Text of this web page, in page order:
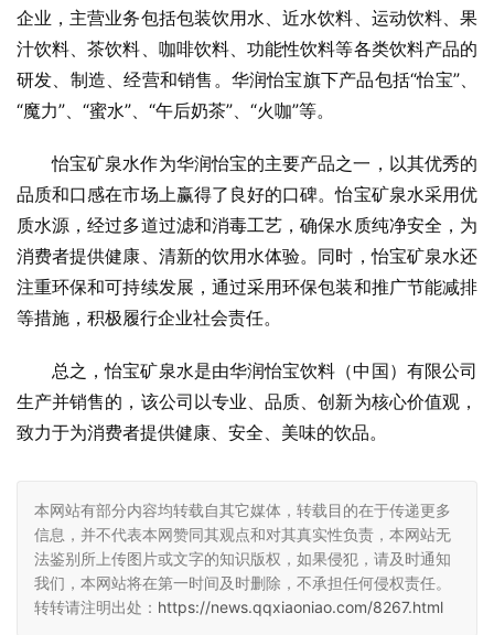
企业，主营业务包括包装饮用水、近水饮料、运动饮料、果
汁饮料、茶饮料、咖啡饮料、功能性饮料等各类饮料产品的
研发、制造、经营和销售。华润怡宝旗下产品包括“怡宝”、
“魔力”、“蜜水”、“午后奶茶”、“火咖”等。
怡宝矿泉水作为华润怡宝的主要产品之一，以其优秀的
品质和口感在市场上赢得了良好的口碑。怡宝矿泉水采用优
质水源，经过多道过滤和消毒工艺，确保水质纯净安全，为
消费者提供健康、清新的饮用水体验。同时，怡宝矿泉水还
注重环保和可持续发展，通过采用环保包装和推广节能减排
等措施，积极履行企业社会责任。
总之，怡宝矿泉水是由华润怡宝饮料（中国）有限公司
生产并销售的，该公司以专业、品质、创新为核心价值观，
致力于为消费者提供健康、安全、美味的饮品。
本网站有部分内容均转载自其它媒体，转载目的在于传递更多
信息，并不代表本网赞同其观点和对其真实性负责，本网站无
法鉴别所上传图片或文字的知识版权，如果侵犯，请及时通知
我们，本网站将在第一时间及时删除，不承担任何侵权责任。
转转请注明出处： https://news.qqxiaoniao.com/8267.html